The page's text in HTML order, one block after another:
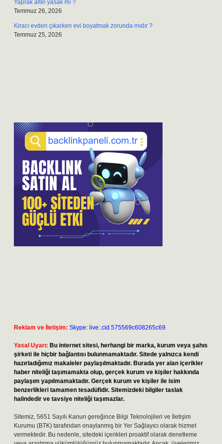
Yaprak altın yasak mı ?
Temmuz 26, 2026
Kiracı evden çıkarken evi boyatmak zorunda mıdır ?
Temmuz 25, 2026
Reklam ve İletişim: Skype: live:.cid.575569c608265c69
Yasal Uyarı: Bu internet sitesi, herhangi bir marka, kurum veya şahıs
şirketi ile hiçbir bağlantısı bulunmamaktadır. Sitede yalnızca kendi
hazırladığımız makaleler paylaşılmaktadır. Burada yer alan içerikler
haber niteliği taşımamakta olup, gerçek kurum ve kişiler hakkında
paylaşım yapılmamaktadır. Gerçek kurum ve kişiler ile isim
benzerlikleri tamamen tesadüfidir. Sitemizdeki bilgiler taslak
halindedir ve tavsiye niteliği taşımazlar.
Sitemiz, 5651 Sayılı Kanun gereğince Bilgi Teknolojileri ve İletişim
Kurumu (BTK) tarafından onaylanmış bir Yer Sağlayıcı olarak hizmet
vermektedir. Bu nedenle, sitedeki içerikleri proaktif olarak denetleme